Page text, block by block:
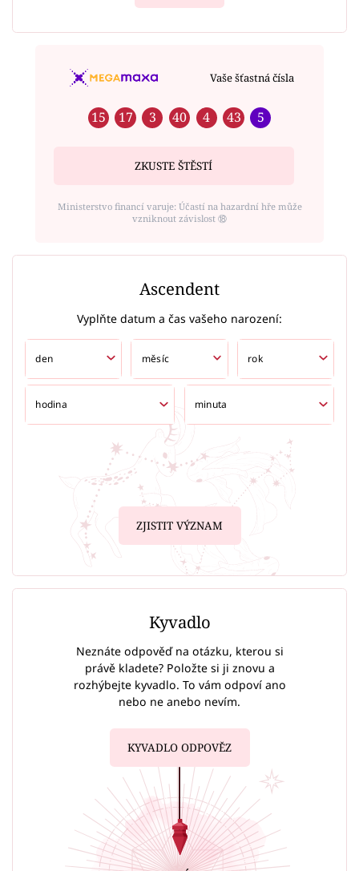
Vaše šťastná čísla
15 17 3 40 4 43 5
ZKUSTE ŠTĚSTÍ
Ministerstvo financí varuje: Účastí na hazardní hře může
vzniknout závislost ⑱
Ascendent
Vyplňte datum a čas vašeho narození:
ZJISTIT VÝZNAM
Kyvadlo
Neznáte odpověď na otázku, kterou si
právě kladete? Položte si ji znovu a
rozhýbejte kyvadlo. To vám odpoví ano
nebo ne anebo nevím.
KYVADLO ODPOVĚZ